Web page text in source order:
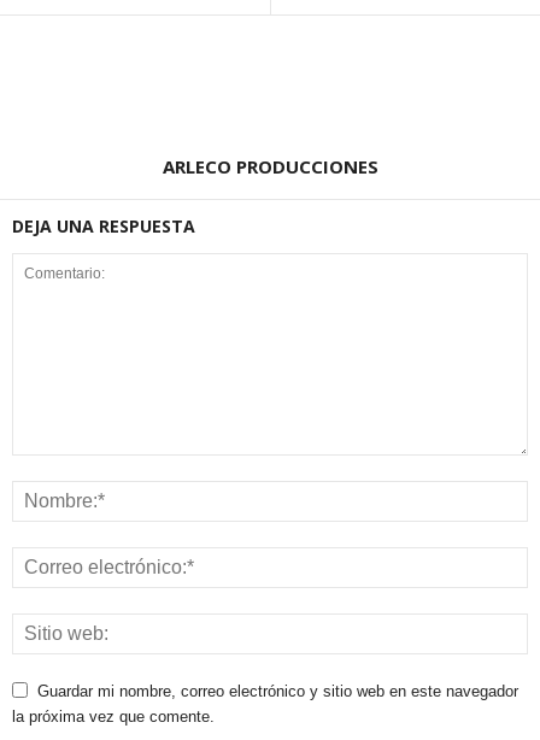
ARLECO PRODUCCIONES
DEJA UNA RESPUESTA
Guardar mi nombre, correo electrónico y sitio web en este navegador
la próxima vez que comente.